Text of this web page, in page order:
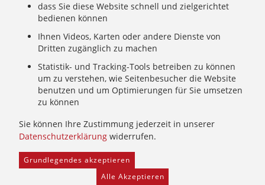
Mary Ward 400: Mary Wards erster Weg nach Rom
Spirituelle Impulse
Zeitschrift: Spiritualität konkret
Gemeinschaft
Wer wir sind: Ignatianisch - Weiblich - CJ
Wie wir leben: Unsere Sendung
Wer uns führt: Unsere Ordensleitung
Facebook Freie Stellen
dass Sie diese Website schnell und zielgerichtet
bedienen können
Ihnen Videos, Karten oder andere Dienste von
Dritten zugänglich zu machen
Statistik- und Tracking-Tools betreiben zu können
um zu verstehen, wie Seitenbesucher die Website
benutzen und um Optimierungen für Sie umsetzen
zu können
Sie können Ihre Zustimmung jederzeit in unserer
Datenschutzerklärung widerrufen.
Grundlegendes akzeptieren
Alle Akzeptieren